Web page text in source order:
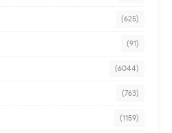
(625)
(91)
(6044)
(763)
(1159)